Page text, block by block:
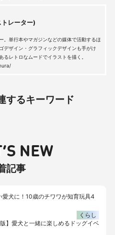
レーター)
。単行本やマガジンなどの媒体で活動するほ
デザイン・グラフィックデザインも手がけ
レトロなムードでイラストを描く。
するキーワード
NEW
記事
愛犬に！10歳のチワワが知育玩具4
くらし
】愛犬と一緒に楽しめるドッグイベ